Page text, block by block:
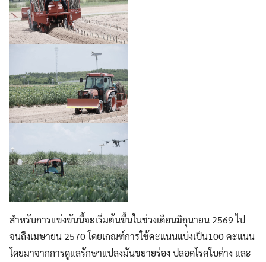
สำหรับการแข่งขันนี้จะเริ่มต้นขึ้นในช่วงเดือนมิถุนายน 2569 ไป
จนถึงเมษายน 2570 โดยเกณฑ์การใช้คะแนนแบ่งเป็น100 คะแนน
โดยมาจากการดูแลรักษาแปลงมันขยายร่อง ปลอดโรคใบด่าง และ